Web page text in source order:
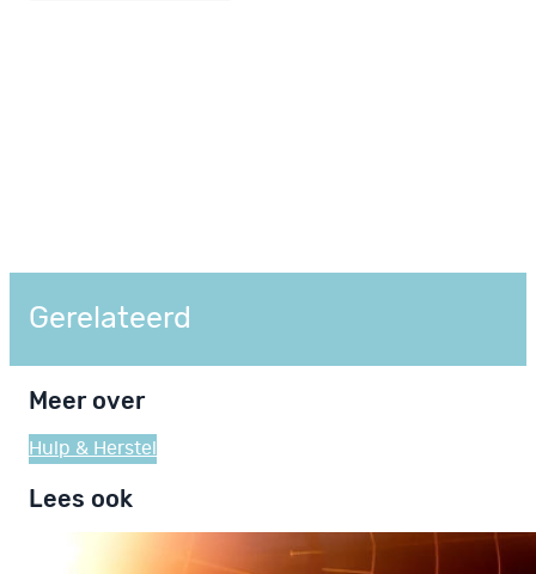
Gerelateerd
Meer over
Hulp & Herstel
Lees ook